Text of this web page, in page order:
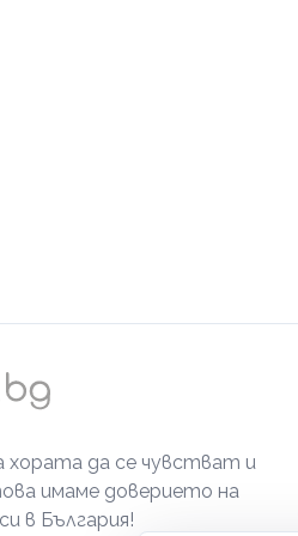
хората да се чувстват и
имаме доверието на
в България!